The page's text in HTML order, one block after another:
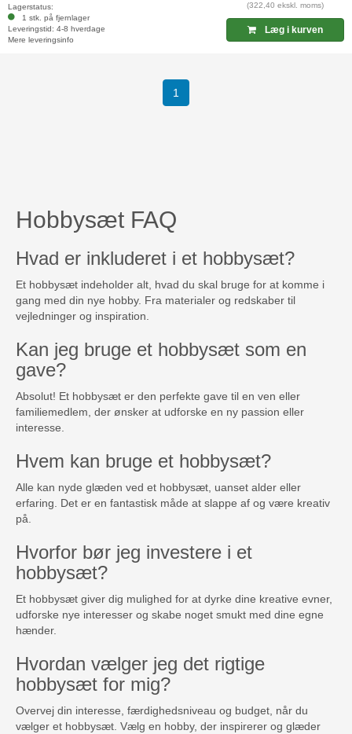
Lagerstatus:
1 stk. på fjernlager
Leveringstid: 4-8 hverdage
Mere leveringsinfo
(322,40 ekskl. moms)
Læg i kurven
1
Hobbysæt FAQ
Hvad er inkluderet i et hobbysæt?
Et hobbysæt indeholder alt, hvad du skal bruge for at komme i
gang med din nye hobby. Fra materialer og redskaber til
vejledninger og inspiration.
Kan jeg bruge et hobbysæt som en
gave?
Absolut! Et hobbysæt er den perfekte gave til en ven eller
familiemedlem, der ønsker at udforske en ny passion eller
interesse.
Hvem kan bruge et hobbysæt?
Alle kan nyde glæden ved et hobbysæt, uanset alder eller
erfaring. Det er en fantastisk måde at slappe af og være kreativ
på.
Hvorfor bør jeg investere i et
hobbysæt?
Et hobbysæt giver dig mulighed for at dyrke dine kreative evner,
udforske nye interesser og skabe noget smukt med dine egne
hænder.
Hvordan vælger jeg det rigtige
hobbysæt for mig?
Overvej din interesse, færdighedsniveau og budget, når du
vælger et hobbysæt. Vælg en hobby, der inspirerer og glæder